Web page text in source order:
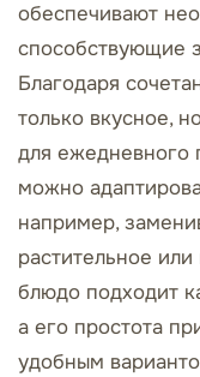
обеспечивают
способствующие
Благодаря
только вкусное,
для ежедневного
можно
например,
растительное
блюдо подходит
а его простота
удобным